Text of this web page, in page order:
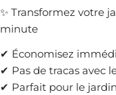
✨ Transformez votre
minute
✔ Économisez
✔ Pas de tracas avec
✔ Parfait pour le